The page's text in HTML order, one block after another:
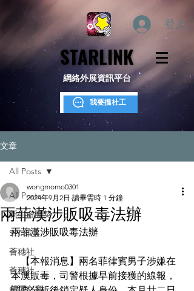
登入
STARLINK
STARLINK
網絡外展資訊平台
我要搵社工
文章
All Posts
新生命團契
S.Y.部落
薈穗社
薈穗社
All Posts
兩菲漢涉販吸毒法辦
wongmomo0301
2024年9月2日 讀畢需時 1 分鐘
兩菲漢涉販吸毒法辦
【本報消息】兩名菲律賓男子涉嫌在
本澳販毒，司警根據早前接獲的線報，